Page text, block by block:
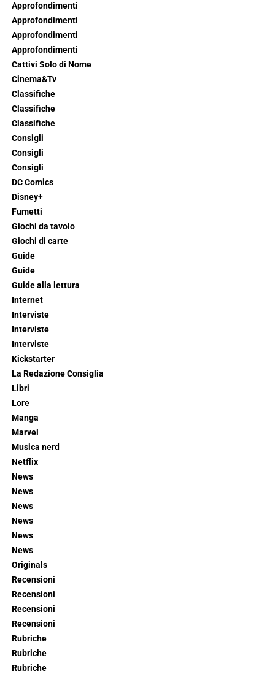
Approfondimenti
Approfondimenti
Approfondimenti
Approfondimenti
Cattivi Solo di Nome
Cinema&Tv
Classifiche
Classifiche
Classifiche
Consigli
Consigli
Consigli
DC Comics
Disney+
Fumetti
Giochi da tavolo
Giochi di carte
Guide
Guide
Guide alla lettura
Internet
Interviste
Interviste
Interviste
Kickstarter
La Redazione Consiglia
Libri
Lore
Manga
Marvel
Musica nerd
Netflix
News
News
News
News
News
News
Originals
Recensioni
Recensioni
Recensioni
Recensioni
Rubriche
Rubriche
Rubriche